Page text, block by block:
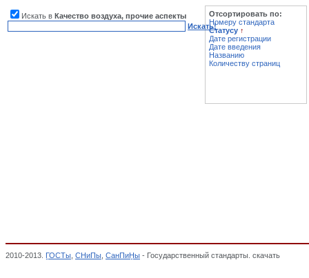
Искать в Качество воздуха, прочие аспекты
Искать!
Отсортировать по:
Номеру стандарта
Статусу ↑
Дате регистрации
Дате введения
Названию
Количеству страниц
2010-2013. ГОСТы СНиПы СанПиНы - Государственный стандарты. скачать